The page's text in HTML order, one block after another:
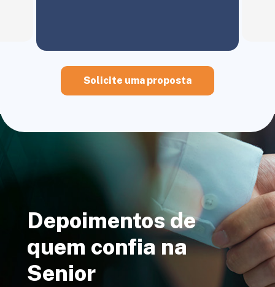
Solicite uma proposta
Depoimentos de
quem confia na
Senior